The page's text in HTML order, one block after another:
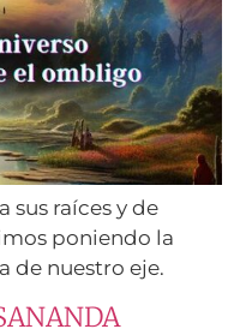
sus raíces y de
poniendo la
de nuestro eje.